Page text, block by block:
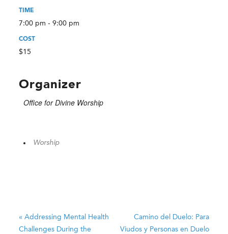
TIME
7:00 pm - 9:00 pm
COST
$15
Organizer
Office for Divine Worship
Worship
« Addressing Mental Health
Challenges During the
Camino del Duelo: Para
Viudos y Personas en Duelo